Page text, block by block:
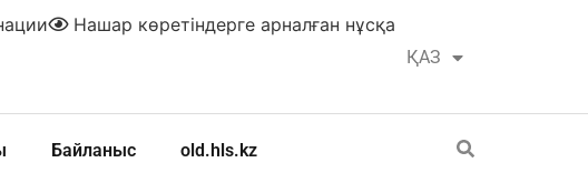
ҚАЗ
РУС
Нашар көретіндерге арналған нұсқа
Байланыс old.hls.kz